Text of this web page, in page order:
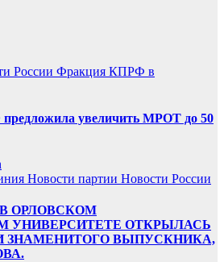
России Фракция КПРФ в
увеличить МРОТ до 50
Новости партии Новости России
В ОРЛОВСКОМ
УНИВЕРСИТЕТЕ ОТКРЫЛАСЬ
ЗНАМЕНИТОГО ВЫПУСКНИКА,